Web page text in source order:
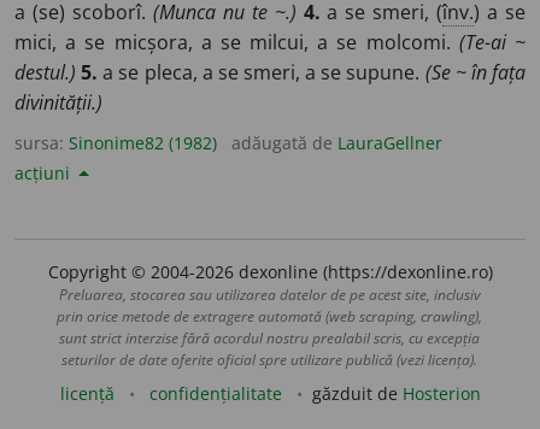
a (se) scoborî. (Munca nu te ~.) 4. a se smeri, (înv.) a se
mici, a se micșora, a se milcui, a se molcomi. (Te-ai ~
destul.) 5. a se pleca, a se smeri, a se supune. (Se ~ în fața
divinității.)
sursa: Sinonime82 (1982) adăugată de LauraGellner
acțiuni
Copyright © 2004-2026 dexonline (https://dexonline.ro)
Preluarea, stocarea sau utilizarea datelor de pe acest site, inclusiv
prin orice metode de extragere automată (web scraping, crawling),
sunt strict interzise fără acordul nostru prealabil scris, cu excepția
seturilor de date oferite oficial spre utilizare publică (vezi licența).
licență confidențialitate găzduit de Hosterion